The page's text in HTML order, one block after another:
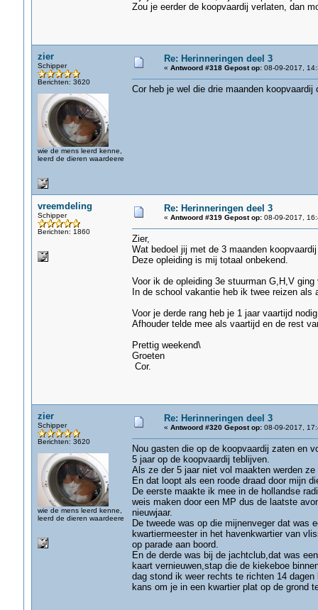
Zou je eerder de koopvaardij verlaten, dan
zier
Schipper
Berichten: 3620
wie de mens leerd kenne,
leerd de dieren waardeere
Re: Herinneringen deel 3
« Antwoord #318 Gepost op:08-09-2017,
Cor heb je wel die drie maanden koopvaardij
vreemdeling
Schipper
Berichten: 1860
Re: Herinneringen deel 3
« Antwoord #319 Gepost op:08-09-2017,
Zier,
Wat bedoel jij met de 3 maanden
Deze opleiding is mij totaal onbekend.
Voor ik de opleiding 3e stuurman G,H,V
In de school vakantie heb ik twee reizen als
Voor je derde rang heb je 1 jaar vaartijd
Afhouder telde mee als vaartijd en de rest
Prettig weekend\
Groeten
Cor.
zier
Schipper
Berichten: 3620
wie de mens leerd kenne,
leerd de dieren waardeere
Re: Herinneringen deel 3
« Antwoord #320 Gepost op:08-09-2017,
Nou gasten die op de koopvaardij zaten en
5 jaar op de koopvaardij teblijven.
Als ze der 5 jaar niet vol maakten werden
En dat loopt als een roode draad door mijn
De eerste maakte ik mee in de hollandse
weis maken door een MP dus de laatste
nieuwjaar.
De tweede was op die mijnenveger dat was
kwartiermeester in het havenkwartier van
op parade aan boord.
En de derde was bij de jachtclub,dat was
kaart vernieuwen,stap die de kiekeboe
dag stond ik weer rechts te richten 14
kans om je in een kwartier plat op de grond